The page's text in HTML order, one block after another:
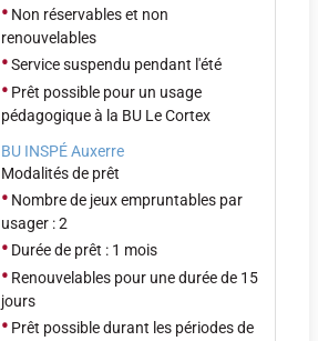
• Non réservables et non
renouvelables
•Service suspendu pendant l'été
• Prêt possible pour un usage
pédagogique à la BU Le Cortex
BU INSPÉ Auxerre
Modalités de prêt
• Nombre de jeux empruntables par
usager : 2
• Durée de prêt : 1 mois
• Renouvelables pour une durée de 15
jours
• Prêt possible durant les périodes de